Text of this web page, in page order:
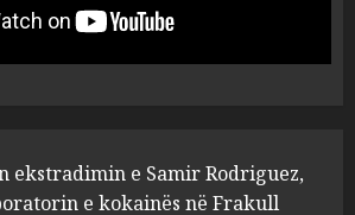
Rodriguez, i dyshuar për
laboratorin e kokainës në
Frakull
i policisë, Uljan Shpataraku.
Kërcënoi punonjësit e një
ekstradimin e Samir Rodriguez,
e kokainës në Frakull